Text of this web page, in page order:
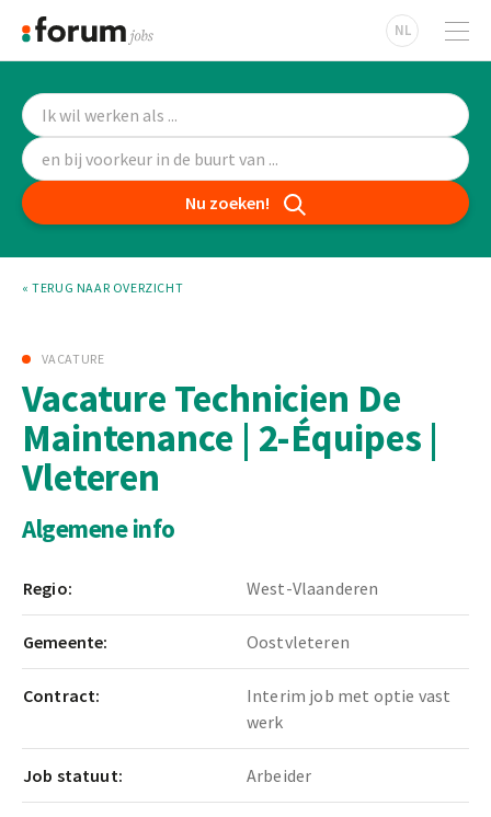
NL
Nu zoeken!
« TERUG NAAR OVERZICHT
VACATURE
Vacature Technicien De
Maintenance | 2-Équipes |
Vleteren
Algemene info
Regio: West-Vlaanderen
Gemeente: Oostvleteren
Contract:
Interim job met optie vast
werk
Job statuut: Arbeider